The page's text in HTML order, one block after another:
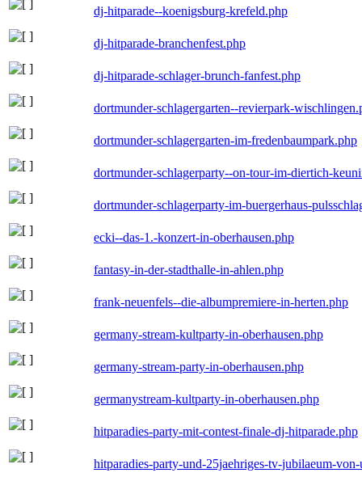
dj-hitparade--koenigsburg-krefeld.php
dj-hitparade-branchenfest.php
dj-hitparade-schlager-brunch-fanfest.php
dortmunder-schlagergarten--revierpark-
dortmunder-schlagergarten-im-fredenbaumpark.php
dortmunder-schlagerparty--on-tour-im-diertich-
dortmunder-schlagerparty-im-buergerhaus-
ecki--das-1.-konzert-in-oberhausen.php
fantasy-in-der-stadthalle-in-ahlen.php
frank-neuenfels--die-albumpremiere-in-herten.php
germany-stream-kultparty-in-oberhausen.php
germany-stream-party-in-oberhausen.php
germanystream-kultparty-in-oberhausen.php
hitparadies-party-mit-contest-finale-dj-hitparade.php
hitparadies-party-und-25jaehriges-tv-jubilaeum-